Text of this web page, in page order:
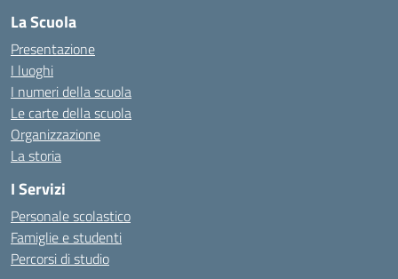
La Scuola
Presentazione
I luoghi
I numeri della scuola
Le carte della scuola
Organizzazione
La storia
I Servizi
Personale scolastico
Famiglie e studenti
Percorsi di studio